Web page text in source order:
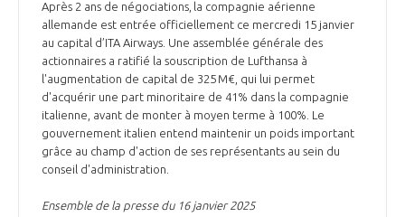
Après 2 ans de négociations, la compagnie aérienne
allemande est entrée officiellement ce mercredi 15 janvier
au capital d’ITA Airways. Une assemblée générale des
actionnaires a ratifié la souscription de Lufthansa à
l'augmentation de capital de 325 M€, qui lui permet
d'acquérir une part minoritaire de 41% dans la compagnie
italienne, avant de monter à moyen terme à 100%. Le
gouvernement italien entend maintenir un poids important
grâce au champ d'action de ses représentants au sein du
conseil d'administration.
Ensemble de la presse du 16 janvier 2025